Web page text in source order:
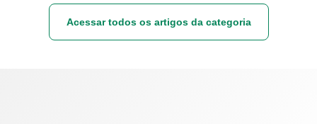
Acessar todos os artigos da categoria